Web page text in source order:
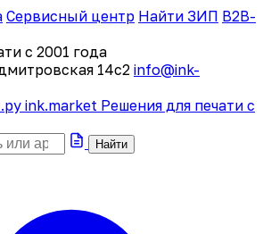
Сервисный центр Найти ЗИП B2B-
с 2001 года
14с2 info@ink-
ink.market Решения для печати с
Найти